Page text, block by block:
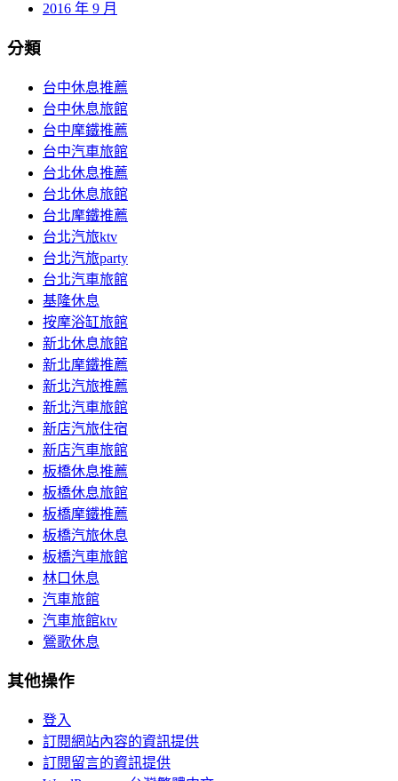
2016 年 9 月
分類
台中休息推薦
台中休息旅館
台中摩鐵推薦
台中汽車旅館
台北休息推薦
台北休息旅館
台北摩鐵推薦
台北汽旅ktv
台北汽旅party
台北汽車旅館
基隆休息
按摩浴缸旅館
新北休息旅館
新北摩鐵推薦
新北汽旅推薦
新北汽車旅館
新店汽旅住宿
新店汽車旅館
板橋休息推薦
板橋休息旅館
板橋摩鐵推薦
板橋汽旅休息
板橋汽車旅館
林口休息
汽車旅館
汽車旅館ktv
鶯歌休息
其他操作
登入
訂閱網站內容的資訊提供
訂閱留言的資訊提供